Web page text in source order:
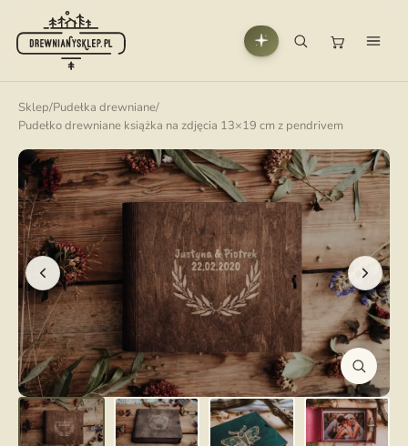
Sklep/Pudełka drewniane/
Pudełko drewniane książka na zdjęcia 13×19 cm z pendrivem